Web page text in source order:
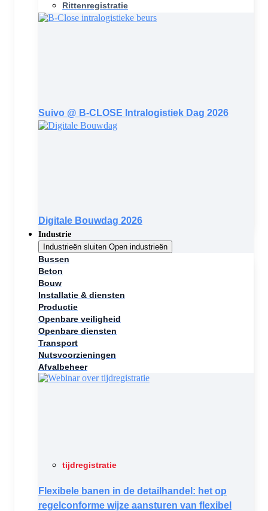
Rittenregistratie
Suivo @ B-CLOSE Intralogistiek Dag 2026
Digitale Bouwdag 2026
Industrie
Industrieën sluiten Open industrieën
Bussen
Beton
Bouw
Installatie & diensten
Productie
Openbare veiligheid
Openbare diensten
Transport
Nutsvoorzieningen
Afvalbeheer
tijdregistratie
Flexibele banen in de detailhandel: het op
regelconforme wijze aansturen van flexibel